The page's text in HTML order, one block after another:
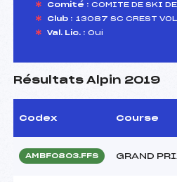
Comité : COMITE DE SKI
Club : 13087 SC CREST
Val. Lic. : Oui
Résultats Alpin 2019
Codex Course
AMBF0803.FFS GRAND